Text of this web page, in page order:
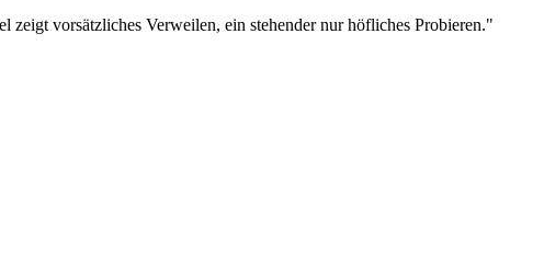
zeigt vorsätzliches Verweilen, ein stehender nur höfliches Probieren."